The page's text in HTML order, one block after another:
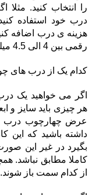
را انتخاب کنید. مثلا
هزینه ی درب اضافه
رقمی بین 4 الی 4.5 میلیون تومان اضافه تر باید بپردازید.
کدام یک از درب های
اگر می خواهید یک
هر چیزی باید سایز و
عرض چهارچوب درب را
داشته باشید که این
بگیرد در غیر این
کاملا مطابق نباشد.
از کدام سمت باز شوند.